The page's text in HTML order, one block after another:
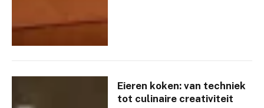
Eieren koken: van techniek
tot culinaire creativiteit